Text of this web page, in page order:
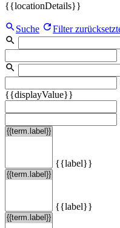
{{locationDetails}}
Suche Filter
{{displayValue}}
{{label}}
{{label}}